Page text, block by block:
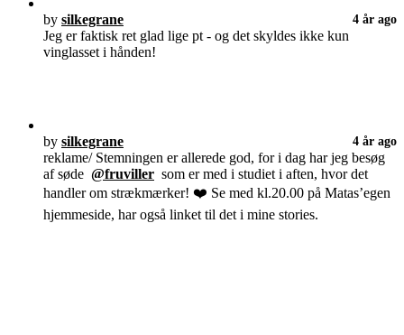
by silkegrane 4 år ago
Jeg er faktisk ret glad lige pt - og det skyldes ikke kun
vinglasset i hånden!
by silkegrane 4 år ago
reklame/ Stemningen er allerede god, for i dag har jeg besøg
af søde @fruviller som er med i studiet i aften, hvor det
handler om strækmærker! ❤️ Se med kl.20.00 på Matas’egen
hjemmeside, har også linket til det i mine stories.